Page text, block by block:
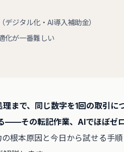
デジタル化・AI導入補助金）
化が一番難しい
まで、同じ数字を1回の取引に
——その転記作業、AIでほぼゼ
根本原因と今日から試せる手順